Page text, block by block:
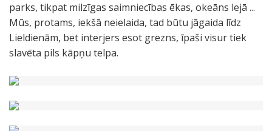
parks, tikpat milzīgas saimniecības ēkas, okeāns lejā ...
Mūs, protams, iekšā neielaida, tad būtu jāgaida līdz
Lieldienām, bet interjers esot grezns, īpaši visur tiek
slavēta pils kāpņu telpa.